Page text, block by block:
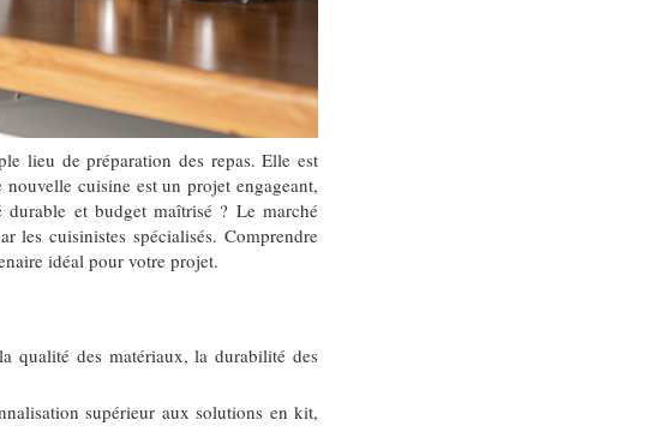
lieu de préparation des repas. Elle est
cuisine est un projet engageant,
et budget maîtrisé ? Le marché
les cuisinistes spécialisés. Comprendre
idéal pour votre projet.
qualité des matériaux, la durabilité des
supérieur aux solutions en kit,